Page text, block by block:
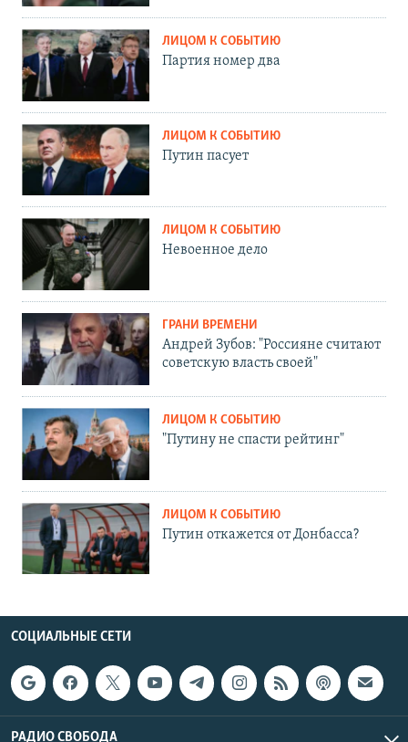
ЛИЦОМ К СОБЫТИЮ
Партия номер два
ЛИЦОМ К СОБЫТИЮ
Путин пасует
ЛИЦОМ К СОБЫТИЮ
Невоенное дело
ГРАНИ ВРЕМЕНИ
Андрей Зубов: "Россияне считают
советскую власть своей"
ЛИЦОМ К СОБЫТИЮ
"Путину не спасти рейтинг"
ЛИЦОМ К СОБЫТИЮ
Путин откажется от Донбасса?
СОЦИАЛЬНЫЕ СЕТИ
РАДИО СВОБОДА